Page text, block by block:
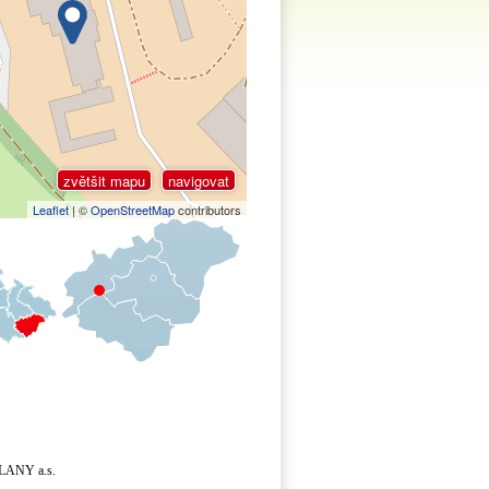
zvětšit mapu navigovat
Leaflet| ©OpenStreetMapcontributors